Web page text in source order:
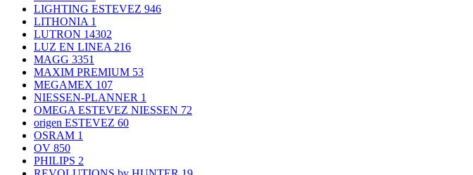
LIGHTING ESTEVEZ 946
LITHONIA 1
LUTRON 14302
LUZ EN LINEA 216
MAGG 3351
MAXIM PREMIUM 53
MEGAMEX 107
NIESSEN-PLANNER 1
OMEGA ESTEVEZ NIESSEN 72
origen ESTEVEZ 60
OSRAM 1
OV 850
PHILIPS 2